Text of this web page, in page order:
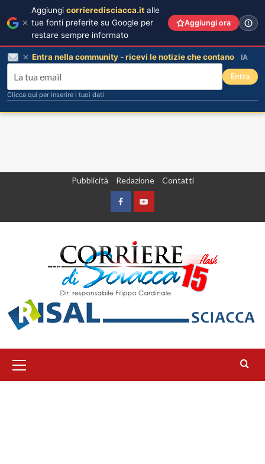
Pubblicità Redazione Contatti
FacebookYountube
principale
Aggiungi corrieredisciacca.it alle
tue fonti preferite su Google per
restare sempre informato
Aggiungi ora
Entra nella community - ricevi le notizie che contano IA
Entra
Clicca qui per inserire i tuoi dati